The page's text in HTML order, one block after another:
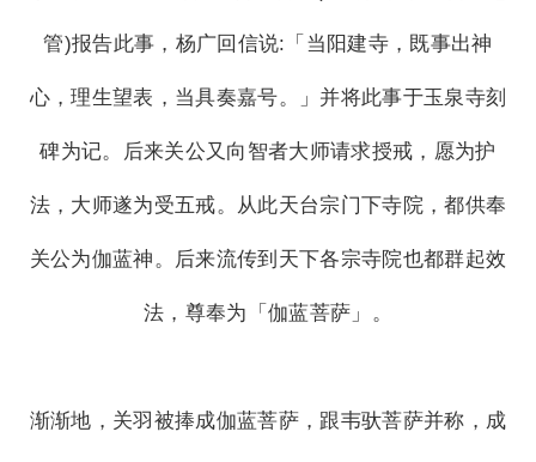
管)报告此事，杨广回信说:「当阳建寺，既事出神
心，理生望表，当具奏嘉号。」并将此事于玉泉寺刻
碑为记。后来关公又向智者大师请求授戒，愿为护
法，大师遂为受五戒。从此天台宗门下寺院，都供奉
关公为伽蓝神。后来流传到天下各宗寺院也都群起效
法，尊奉为「伽蓝菩萨」。
渐渐地，关羽被捧成伽蓝菩萨，跟韦驮菩萨并称，成